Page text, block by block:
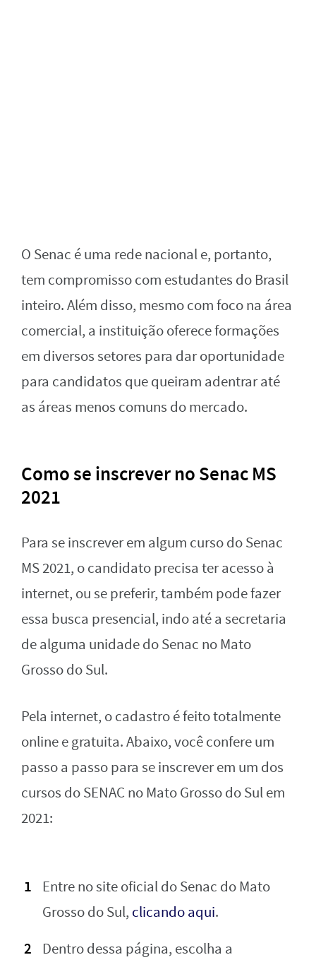
O Senac é uma rede nacional e, portanto,
tem compromisso com estudantes do Brasil
inteiro. Além disso, mesmo com foco na área
comercial, a instituição oferece formações
em diversos setores para dar oportunidade
para candidatos que queiram adentrar até
as áreas menos comuns do mercado.
Como se inscrever no Senac MS
2021
Para se inscrever em algum curso do Senac
MS 2021, o candidato precisa ter acesso à
internet, ou se preferir, também pode fazer
essa busca presencial, indo até a secretaria
de alguma unidade do Senac no Mato
Grosso do Sul.
Pela internet, o cadastro é feito totalmente
online e gratuita. Abaixo, você confere um
passo a passo para se inscrever em um dos
cursos do SENAC no Mato Grosso do Sul em
2021:
Entre no site oficial do Senac do Mato
Grosso do Sul, clicando aqui.
Dentro dessa página, escolha a